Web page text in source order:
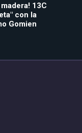
13C
con la
Gomien